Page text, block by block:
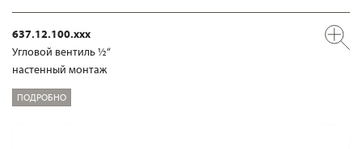
637.12.100.xxx
Угловой вентиль ½“
настенный монтаж
ПОДРОБНО